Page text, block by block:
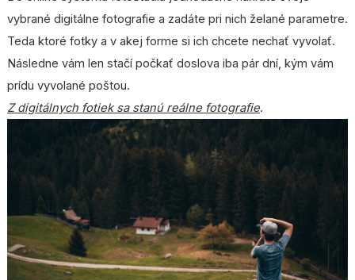
vybrané digitálne fotografie a zadáte pri nich želané parametre.
Teda ktoré fotky a v akej forme si ich chcete nechať vyvolať.
Následne vám len stačí počkať doslova iba pár dní, kým vám
prídu vyvolané poštou.
Z digitálnych fotiek sa stanú reálne fotografie.